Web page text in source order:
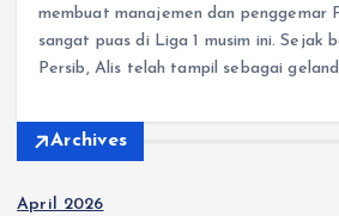
membuat manajemen dan penggemar
sangat puas di Liga 1 musim ini.​ Sejak
Persib, Alis telah tampil sebagai
Archives
April 2026